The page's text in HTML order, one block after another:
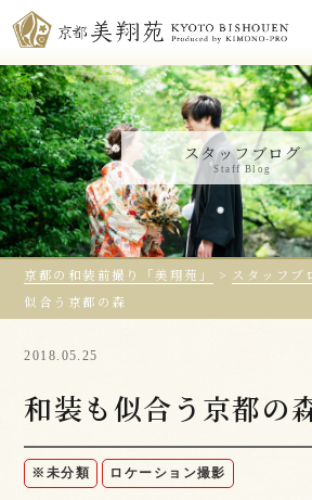
スタッフブログ
Staff Blog
京都の和装前撮り「美翔苑」 > スタッフブ
似合う京都の森
2018.05.25
和装も似合う京都の
※未分類 ロケーション撮影